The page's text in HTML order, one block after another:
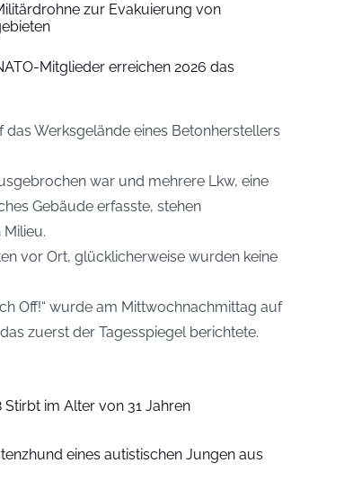
zur Evakuierung von
Mitglieder erreichen 2026 das
Werksgelände eines Betonherstellers
war und mehrere Lkw, eine
Gebäude erfasste, stehen
vor Ort, glücklicherweise wurden keine
Off!“ wurde am Mittwochnachmittag auf
zuerst der Tagesspiegel berichtete.
im Alter von 31 Jahren
eines autistischen Jungen aus